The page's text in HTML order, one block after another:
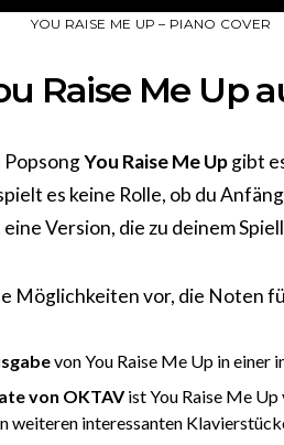
YOU RAISE ME UP – PIANO COVER
Raise Me Up
You Raise Me Upgibt
es keine Rolle, ob du
Version, die zu deinem
Möglichkeiten vor, die Noten
von You Raise Me Up in einer
von OKTAVist You Raise Me
weiteren interessanten